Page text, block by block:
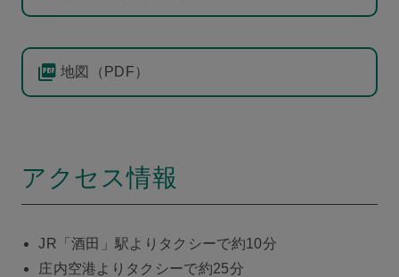
地図（PDF）
アクセス情報
JR「酒田」駅よりタクシーで約10分
庄内空港よりタクシーで約25分